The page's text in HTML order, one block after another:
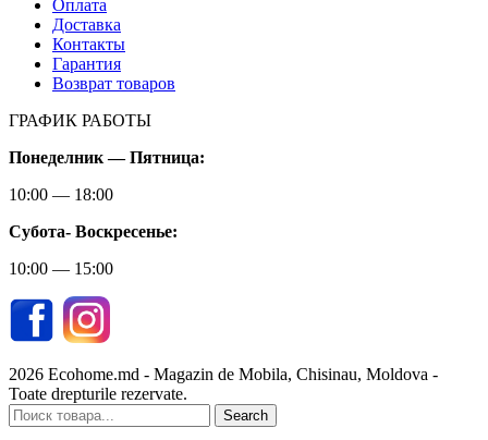
Оплата
Доставка
Контакты
Гарантия
Возврат товаров
ГРАФИК РАБОТЫ
Понеделник — Пятница:
10:00 — 18:00
Субота- Воскресенье:
10:00 — 15:00
2026 Ecohome.md - Magazin de Mobila, Chisinau, Moldova -
Toate drepturile rezervate.
Search